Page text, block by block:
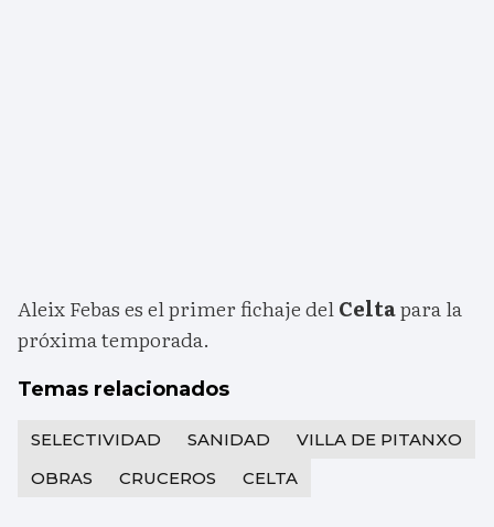
Aleix Febas es el primer fichaje delCeltapara la
próxima temporada.
Temas relacionados
SELECTIVIDAD SANIDAD
VILLA DE PITANXO
OBRAS
CRUCEROS CELTA